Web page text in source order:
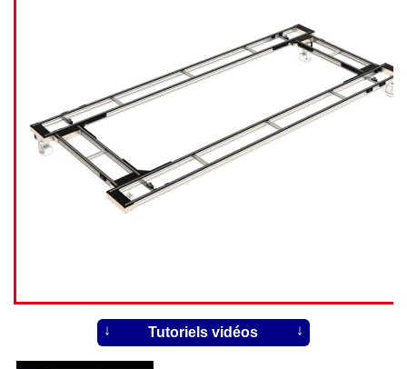
Tutoriels vidéos